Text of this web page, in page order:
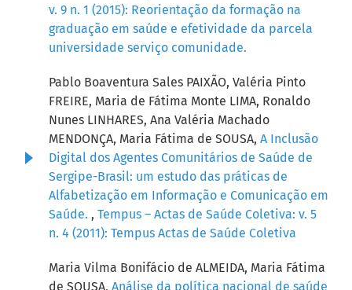
v. 9 n. 1 (2015): Reorientação da formação na
graduação em saúde e efetividade da parcela
universidade serviço comunidade.
Pablo Boaventura Sales PAIXÃO, Valéria Pinto
FREIRE, Maria de Fátima Monte LIMA, Ronaldo
Nunes LINHARES, Ana Valéria Machado
MENDONÇA, Maria Fátima de SOUSA, A Inclusão
Digital dos Agentes Comunitários de Saúde de
Sergipe-Brasil: um estudo das práticas de
Alfabetização em Informação e Comunicação em
Saúde. , Tempus – Actas de Saúde Coletiva: v. 5
n. 4 (2011): Tempus Actas de Saúde Coletiva
Maria Vilma Bonifácio de ALMEIDA, Maria Fátima
de SOUSA, Análise da política nacional de saúde